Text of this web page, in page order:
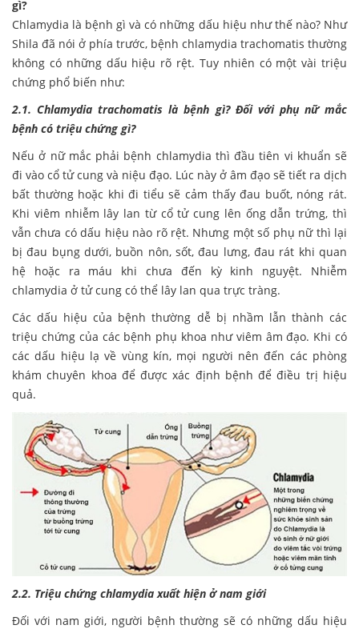
gì?
Chlamydia là bệnh gì và có những dấu hiệu như thế nào? Như
Shila đã nói ở phía trước, bệnh chlamydia trachomatis thường
không có những dấu hiệu rõ rệt. Tuy nhiên có một vài triệu
chứng phổ biến như:
2.1. Chlamydia trachomatis là bệnh gì? Đối với phụ nữ mắc
bệnh có triệu chứng gì?
Nếu ở nữ mắc phải bệnh chlamydia thì đầu tiên vi khuẩn sẽ
đi vào cổ tử cung và niệu đạo. Lúc này ở âm đạo sẽ tiết ra dịch
bất thường hoặc khi đi tiểu sẽ cảm thấy đau buốt, nóng rát.
Khi viêm nhiễm lây lan từ cổ tử cung lên ống dẫn trứng, thì
vẫn chưa có dấu hiệu nào rõ rệt. Nhưng một số phụ nữ thì lại
bị đau bụng dưới, buồn nôn, sốt, đau lưng, đau rát khi quan
hệ hoặc ra máu khi chưa đến kỳ kinh nguyệt. Nhiễm
chlamydia ở tử cung có thể lây lan qua trực tràng.
Các dấu hiệu của bệnh thường dễ bị nhầm lẫn thành các
triệu chứng của các bệnh phụ khoa như viêm âm đạo. Khi có
các dấu hiệu lạ về vùng kín, mọi người nên đến các phòng
khám chuyên khoa để được xác định bệnh để điều trị hiệu
quả.
2.2. Triệu chứng chlamydia xuất hiện ở nam giới
Đối với nam giới, người bệnh thường sẽ có những dấu hiệu